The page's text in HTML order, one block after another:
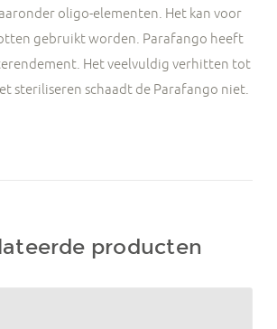
oligo-elementen. Het kan voor
gebruikt worden. Parafango heeft
Het veelvuldig verhitten tot
steriliseren schaadt de Parafango niet.
producten